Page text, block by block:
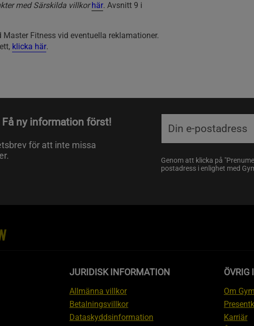
med Särskilda villkorhär. Avsnitt 9 i
Fitness vid eventuella reklamationer.
klicka här.
Få ny information först!
för att inte missa
Genom att klicka på
postadress i enlighet med
JURIDISK INFORMATION
Allmänna villkor
Betalningsvillkor
Dataskyddsinformation
ÖVRIG
Om
Karriär